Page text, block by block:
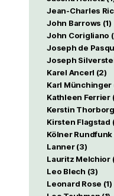
Jean-Charles
John Barrows (1)
John Corigliano
Joseph de
Joseph
Karel Ancerl (2)
Karl Münchinger
Kathleen Ferrier
Kerstin Thorborg
Kirsten Flagstad
Kölner Rundfunk
Lanner(3)
Lauritz Melchior
Leo Blech (3)
Leonard Rose (1)